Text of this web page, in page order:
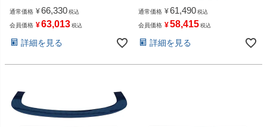
通常価格 ¥66,330 税込
会員価格 ¥63,013 税込
詳細を見る
通常価格 ¥61,490 税込
会員価格 ¥58,415 税込
詳細を見る